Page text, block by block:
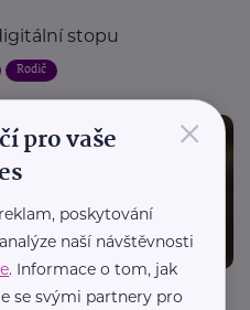
stopu
Rodič
×
pro vaše
poskytování
naší návštěvnosti
. Informace o tom, jak
se svými partnery pro